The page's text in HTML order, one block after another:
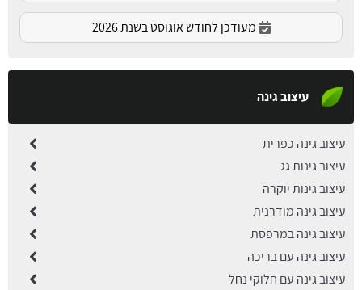
מעודכן לחודש אוגוסט בשנת 2026
עיצוב גינה
עיצוב גינה כפרית
עיצוב גינות גג
עיצוב גינות יוקרה
עיצוב גינה מודרנית
עיצוב גינה במרפסת
עיצוב גינה עם בריכה
עיצוב גינה עם חלוקי נחל